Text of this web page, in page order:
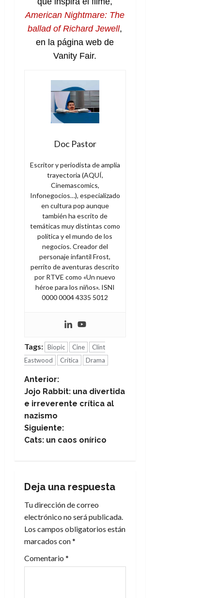
American Nightmare: The
ballad of Richard Jewell,
en la página web de
Vanity Fair.
Doc Pastor
Escritor y periodista de amplia
trayectoria (AQUÍ,
Cinemascomics,
Infonegocios…), especializado
en cultura pop aunque
también ha escrito de
temáticas muy distintas como
política y el mundo de los
negocios. Creador del
personaje infantil Frost,
perrito de aventuras descrito
por RTVE como «Un nuevo
héroe para los niños». ISNI
0000 0004 4335 5012
Tags: Biopic Cine
Clint
Eastwood
Crítica Drama
N
a
v
e
a
c
i
ó
n
Anterior:
Jojo Rabbit: una divertida
e irreverente crítica al
nazismo
Siguiente:
Cats: un caos onírico
Deja una respuesta
Tu dirección de correo
electrónico no será publicada.
Los campos obligatorios están
marcados con*
Comentario *